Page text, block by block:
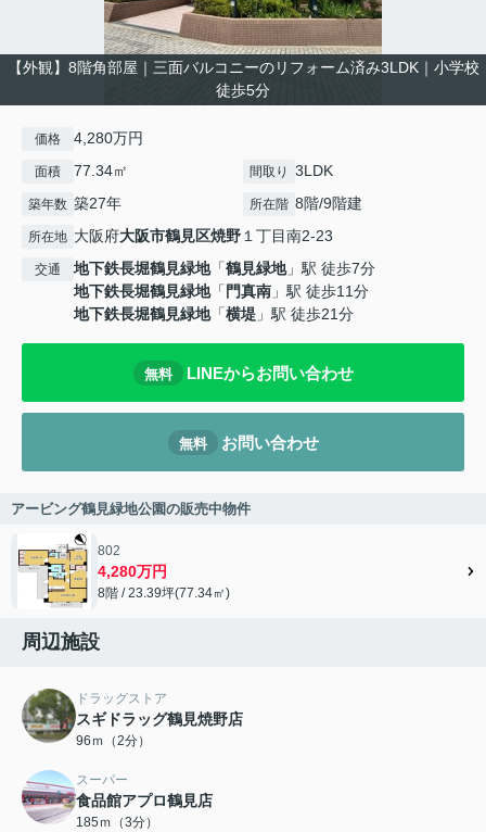
【外観】8階角部屋｜三面バルコニーのリフォーム済み3LDK｜小学校
徒歩5分
価格 4,280万円
面積 77.34㎡ 間取り 3LDK
築年数 築27年 所在階 8階/9階建
所在地 大阪府大阪市鶴見区焼野１丁目南2-23
交通 地下鉄長堀鶴見緑地「鶴見緑地」駅 徒歩7分
地下鉄長堀鶴見緑地「 門真南 」駅 徒歩11分
地下鉄長堀鶴見緑地「横堤 」駅 徒歩21分
無料 LINEからお問い合わせ
無料 お問い合わせ
アービング鶴見緑地公園の販売中物件
802
4,280万円
8階 / 23.39坪(77.34㎡)
周辺施設
ドラッグストア
スギドラッグ鶴見焼野店
96ｍ（2分）
スーパー
食品館アプロ鶴見店
185ｍ（3分）